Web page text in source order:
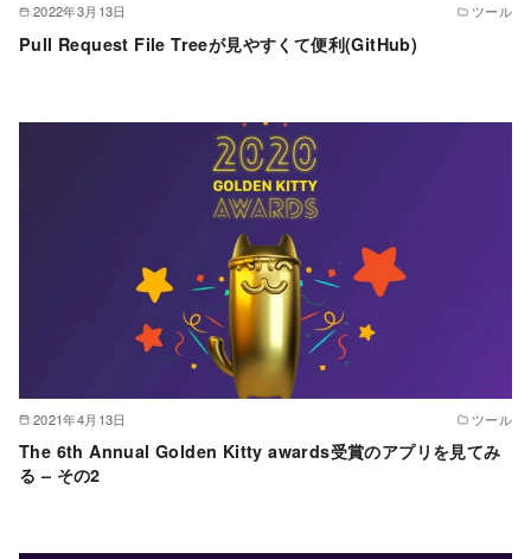
2022年3月13日 ツール
Pull Request File Treeが見やすくて便利(GitHub)
2021年4月13日 ツール
The 6th Annual Golden Kitty awards受賞のアプリを見てみ
る – その2